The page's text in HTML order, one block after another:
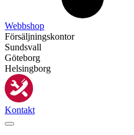
Webbshop
Försäljningskontor
Sundsvall
Göteborg
Helsingborg
Kontakt